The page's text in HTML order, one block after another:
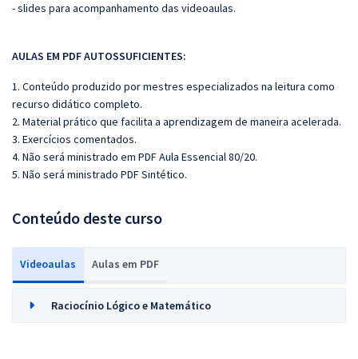
- slides para acompanhamento das videoaulas.
AULAS EM PDF AUTOSSUFICIENTES:
1. Conteúdo produzido por mestres especializados na leitura como
recurso didático completo.
2. Material prático que facilita a aprendizagem de maneira acelerada.
3. Exercícios comentados.
4. Não será ministrado em PDF Aula Essencial 80/20.
5. Não será ministrado PDF Sintético.
Conteúdo deste curso
Videoaulas Aulas em PDF
Raciocínio Lógico e Matemático